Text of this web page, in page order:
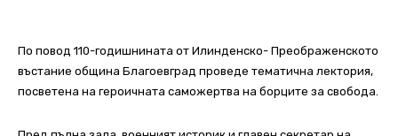
По повод 110-годишнината от Илинденско- Преображенското
въстание община Благоевград проведе тематична лектория,
посветена на героичната саможертва на борците за свобода.